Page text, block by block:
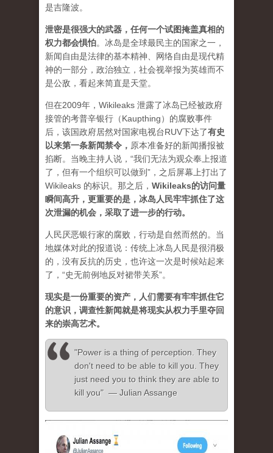
是吉隆波。
泄密是很强大的武器，任何一个试图掩盖真相的
权力都会惧怕。 冰岛是全球最民主的国家之一，
新闻自由是法律的基本精神、网络自由是现代精
神的一部分，政治独立，社会视举报为英雄而不
是公敌，看起来简直是天堂。
但在2009年，Wikileaks 泄露了冰岛已经被政府
接管的考普辛银行（Kaupthing）的腐败事件
后，该国政府居然对国家电视台RUV下达了有史
以来第一条新闻禁令 ， 原本准备好的新闻播报被
掐断。当晚主持人说，“我们无法为观众奉上报道
了，但有一个组织可以做到”，之后屏幕上打出了
Wikileaks 的标识。那之后， Wikileaks的访问量
瞬间高升，更重要的是，冰岛人民牢牢抓住了这
次泄漏的机会，采取了进一步的行动。
人民厌恶银行家的腐败，行动是自然而然的。当
地媒体对此的报道说：传统上冰岛人民是很消极
的，没有反抗的历史，也许这一次是时候站起来
了，“史无前例地反对裙带关系”。
现实是一份重要的资产，人们需要有牢牢抓住它
的意识，调查性新闻就是将现实从权力手里夺回
来的崇高艺术。
"Power is a thing of perception. They
don't need to be able to kill you. They
just need you to think they are able to
kill you" — Julian Assange